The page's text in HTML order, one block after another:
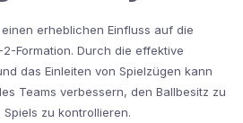
erheblichen Einfluss auf die
Formation. Durch die effektive
das Einleiten von Spielzügen kann
Teams verbessern, den Ballbesitz zu
zu kontrollieren.